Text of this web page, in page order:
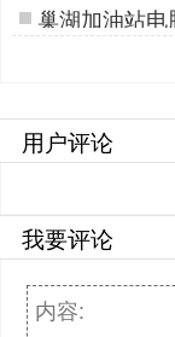
巢湖加油站
量[隆茂鑫晟
用户评论
我要评论